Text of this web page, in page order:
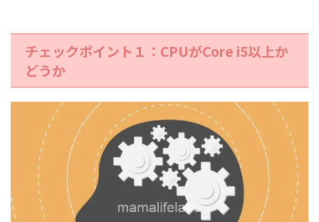
チェックポイント１：CPUがCore i5以上か
どうか